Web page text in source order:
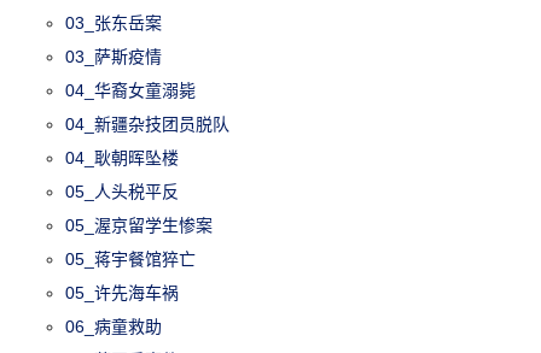
03_张东岳案
03_萨斯疫情
04_华裔女童溺毙
04_新疆杂技团员脱队
04_耿朝晖坠楼
05_人头税平反
05_渥京留学生惨案
05_蒋宇餐馆猝亡
05_许先海车祸
06_病童救助